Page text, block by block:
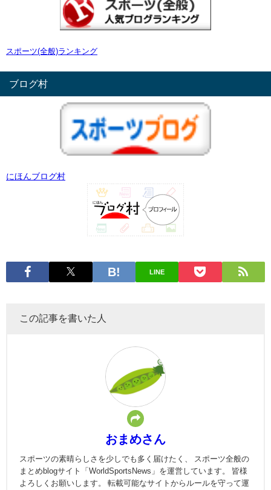
スポーツ(全般)ランキング
ブログ村
にほんブログ村
LINE
この記事を書いた人
おまめさん
スポーツの素晴らしさを少しでも多く届けたく、 スポーツ全般の
まとめblogサイト「WorldSportsNews」を運営しています。 皆様
よろしくお願いします。 転載可能なサイトからルールを守って運